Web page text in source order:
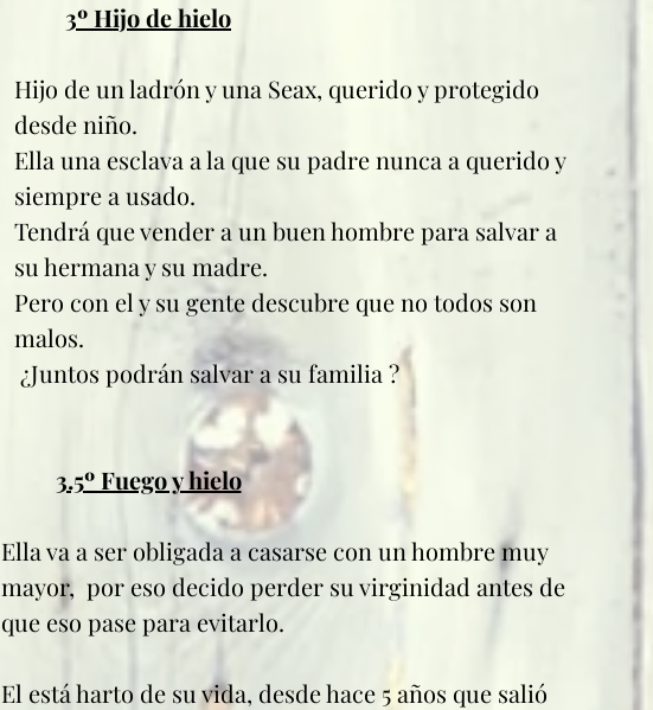
3º Hijo de hielo
Hijo de un ladrón y una Seax, querido y protegido
desde niño.
Ella una esclava a la que su padre nunca a querido y
siempre a usado.
Tendrá que vender a un buen hombre para salvar a
su hermana y su madre.
Pero con el y su gente descubre que no todos son
malos.
¿Juntos podrán salvar a su familia ?
3.5º Fuego y hielo
Ella va a ser obligada a casarse con un hombre muy
mayor,  por eso decido perder su virginidad antes de
que eso pase para evitarlo.
El está harto de su vida, desde hace 5 años que salió